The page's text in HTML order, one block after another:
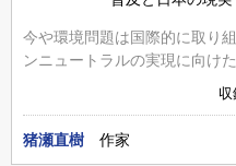
今や環境問題は国際的に取り
ンニュートラルの実現に向け
猪瀬直樹 作家